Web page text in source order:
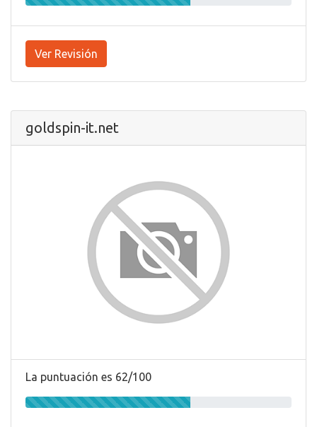
Ver Revisión
goldspin-it.net
La puntuación es 62/100